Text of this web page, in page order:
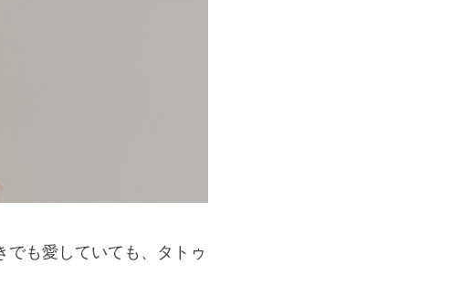
でも愛していても、タトゥ